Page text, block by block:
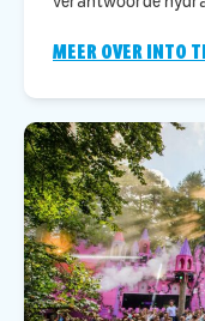
MEER OVER INTO